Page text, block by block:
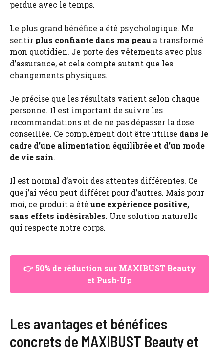
perdue avec le temps.
Le plus grand bénéfice a été psychologique. Me
sentir plus confiante dans ma peau a transformé
mon quotidien. Je porte des vêtements avec plus
d’assurance, et cela compte autant que les
changements physiques.
Je précise que les résultats varient selon chaque
personne. Il est important de suivre les
recommandations et de ne pas dépasser la dose
conseillée. Ce complément doit être utilisé dans le
cadre d’une alimentation équilibrée et d’un mode
de vie sain.
Il est normal d’avoir des attentes différentes. Ce
que j’ai vécu peut différer pour d’autres. Mais pour
moi, ce produit a été une expérience positive,
sans effets indésirables. Une solution naturelle
qui respecte notre corps.
👉 50% de réduction sur MAXIBUST Beauty
et Push-Up
Les avantages et bénéfices
concrets de MAXIBUST Beauty et